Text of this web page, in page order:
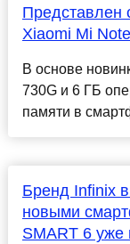
Представлен
Xiaomi Mi
В основе
730G и 6 ГБ
памяти в
Бренд Infinix
новыми
SMART 6 уже